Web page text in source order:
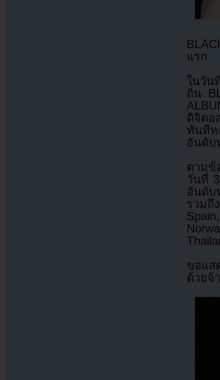
แรก
ในวัน
ถิ่น
ดิจิตอ
ทันทีห
อันดับ
ตามข้
วันที่
อันดับ
รวมถึ
ขอแส
ด้วยจ้า